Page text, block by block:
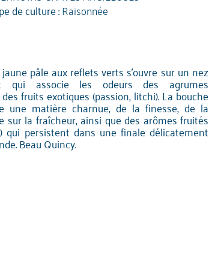
de culture :Raisonnée
pâle aux reflets verts s'ouvre sur un nez
qui associe les odeurs des agrumes
fruits exotiques (passion, litchi). La bouche
une matière charnue, de la finesse, de la
sur la fraîcheur, ainsi que des arômes fruités
qui persistent dans une finale délicatement
Beau Quincy.